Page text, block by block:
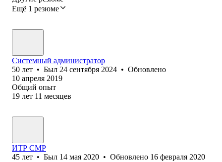
Ещё 1 резюме
Системный администратор
50 лет • Был 24 сентября 2024 • Обновлено
10 апреля 2019
Общий опыт
19 лет 11 месяцев
ИТР СМР
45 лет • Был 14 мая 2020 • Обновлено 16 февраля 2020